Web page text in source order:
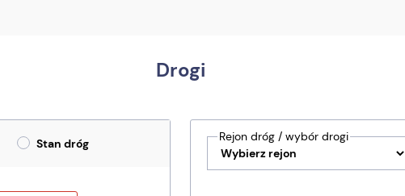
Drogi
Stan dróg
Rejon dróg / wybór drogi